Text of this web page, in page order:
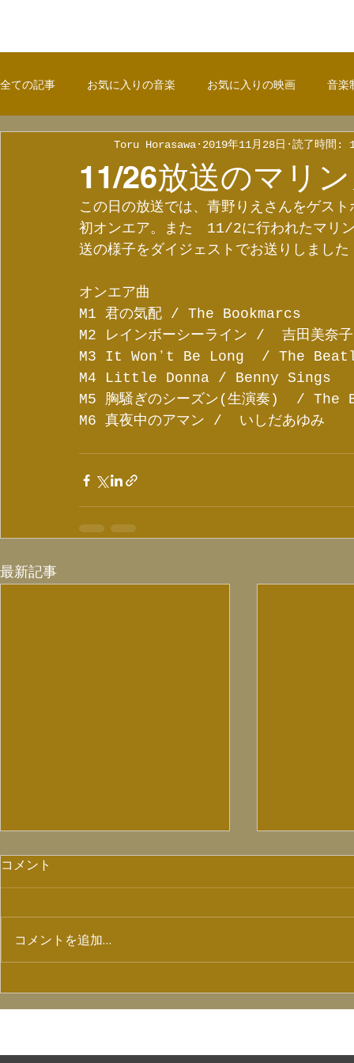
全ての記事 お気に入りの音楽 お気に入りの映画 音楽
11/26放送のマリ
Toru Horasawa 2019年11月28日 読了時間:
この日の放送では、青野りえさんをゲス
初オンエア。また　11/2に行われたマリ
送の様子をダイジェストでお送りしました
オンエア曲
M1 君の気配 / The Bookmarcs
M2 レインボーシーライン /  吉田美奈
M3 It Wonʼt Be Long  / The
M4 Little Donna / Benny Sings
M5 胸騒ぎのシーズン(生演奏)  / The
M6 真夜中のアマン /  いしだあゆみ
最新記事
【7/4ラジオ出演情報】
SHOW
コメント
コメントを追加…